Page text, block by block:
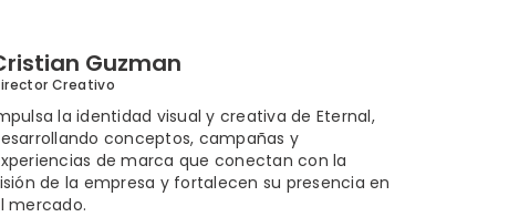
Guzman
Creativo
la identidad visual y creativa de Eternal,
conceptos, campañas y
de marca que conectan con la
de la empresa y fortalecen su presencia en
mercado.